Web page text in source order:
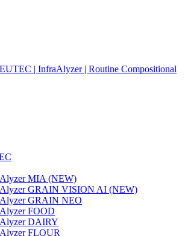
MIA (NEW)
GRAIN VISION AI (NEW)
GRAIN NEO
FOOD
DAIRY
FLOUR